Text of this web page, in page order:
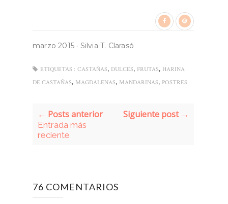
marzo 2015 · Silvia T. Clarasó
ETIQUETAS : CASTAÑAS, DULCES, FRUTAS, HARINA
DE CASTAÑAS, MAGDALENAS, MANDARINAS, POSTRES
← Posts anterior
Entrada más
reciente
Siguiente post →
76 COMENTARIOS